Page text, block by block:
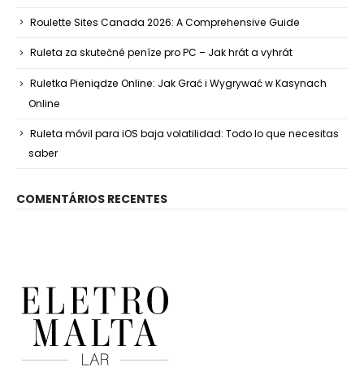
Roulette Sites Canada 2026: A Comprehensive Guide
Ruleta za skutečné peníze pro PC – Jak hrát a vyhrát
Ruletka Pieniądze Online: Jak Grać i Wygrywać w Kasynach
Online
Ruleta móvil para iOS baja volatilidad: Todo lo que necesitas
saber
COMENTÁRIOS RECENTES